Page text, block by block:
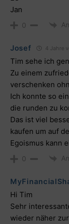
Jan
0
Josef 4 Jahre
Tim sehe ich
Zu einem
verschenken
Ich konnte so
die runden zu
Das ist viel
kaufen um auf
Egoismus kann
0
Hi Tim
Sehr
wieder näher